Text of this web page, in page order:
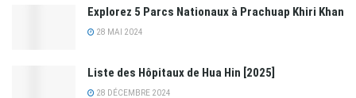
Explorez 5 Parcs Nationaux à Prachuap Khiri Khan
28 MAI 2024
Liste des Hôpitaux de Hua Hin [2025]
28 DÉCEMBRE 2024